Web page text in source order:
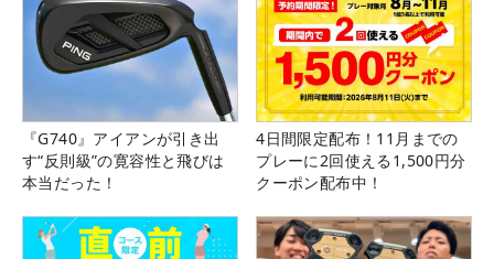
『G740』アイアンが引き出
す“反則級”の寛容性と飛びは
本当だった！
4日間限定配布！11月までの
プレーに2回使える1,500円分
クーポン配布中！